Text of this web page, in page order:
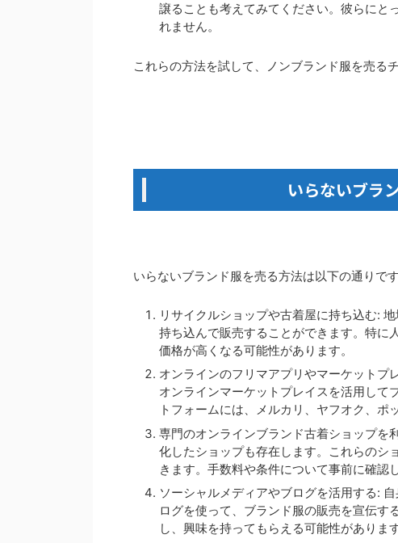
譲ることも考えてみてください。彼らにと
れません。
これらの方法を試して、ノンブランド服を売る
いらないブラ
いらないブランド服を売る方法は以下の通りです
リサイクルショップや古着屋に持ち込む:
持ち込んで販売することができます。特に
価格が高くなる可能性があります。
オンラインのフリマアプリやマーケットプ
オンラインマーケットプレイスを活用して
トフォームには、メルカリ、ヤフオク、ポ
専門のオンラインブランド古着ショップを
化したショップも存在します。これらのシ
きます。手数料や条件について事前に確認
ソーシャルメディアやブログを活用する:
ログを使って、ブランド服の販売を宣伝す
し、興味を持ってもらえる可能性があります